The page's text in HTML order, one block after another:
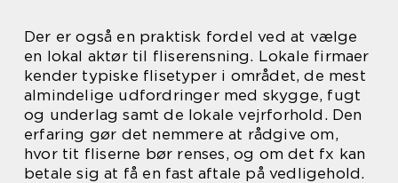
Der er også en praktisk fordel ved at vælge
en lokal aktør til fliserensning. Lokale firmaer
kender typiske flisetyper i området, de mest
almindelige udfordringer med skygge, fugt
og underlag samt de lokale vejrforhold. Den
erfaring gør det nemmere at rådgive om,
hvor tit fliserne bør renses, og om det fx kan
betale sig at få en fast aftale på vedligehold.